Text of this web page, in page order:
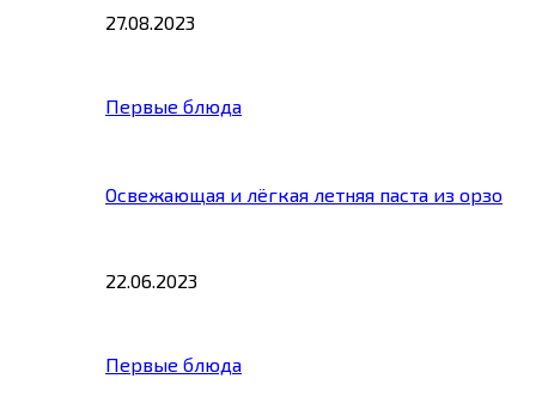
27.08.2023
Первые блюда
Освежающая и лёгкая летняя паста из орзо
22.06.2023
Первые блюда